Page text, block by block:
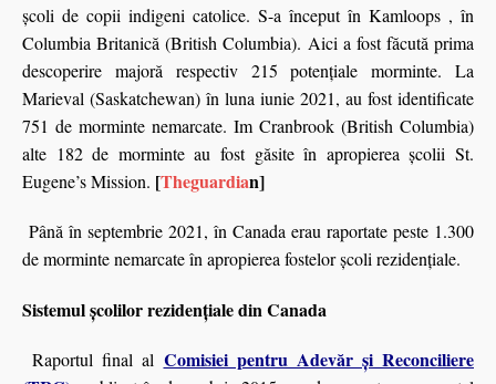
școli de copii indigeni catolice. S-a început în Kamloops , în
Columbia Britanică (British Columbia). Aici a fost făcută prima
descoperire majoră respectiv 215 potențiale morminte. La
Marieval (Saskatchewan) în luna iunie 2021, au fost identificate
751 de morminte nemarcate. Im Cranbrook (British Columbia)
alte 182 de morminte au fost găsite în apropierea școlii St.
Eugene’s Mission. [Theguardian]
Până în septembrie 2021, în Canada erau raportate peste 1.300
de morminte nemarcate în apropierea fostelor școli rezidențiale.
Sistemul școlilor rezidențiale din Canada
Raportul final al Comisiei pentru Adevăr și Reconciliere